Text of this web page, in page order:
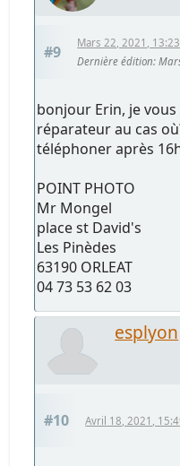
#9
Mars 22, 2021,
Dernière édition:
bonjour Erin, je
réparateur au cas
téléphoner après
POINT PHOTO
Mr Mongel
place st David's
Les Pinèdes
63190 ORLEAT
04 73 53 62 03
esplyon
#10 Avril 18, 2021,